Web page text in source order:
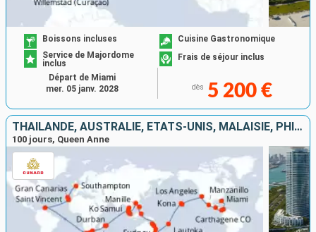
Boissons incluses
Cuisine Gastronomique
Service de Majordome
inclus
Frais de séjour inclus
dès 5 200 €
Départ de Miami
mer. 05 janv. 2028
THAÏLANDE, AUSTRALIE, ÉTATS-UNIS, MALAISIE, PHILIPPINES, FRANCE, ROYAUME-UNI, AFRIQUE DU SUD, PORTUGAL, INDONÉSIE, GUATEMALA, MEXIQUE, SINGAPOUR, ESPAGNE, PANAMA, MAURICE, CHINE, SAINT VINCENT-ET-LES-
100 jours, Queen Anne